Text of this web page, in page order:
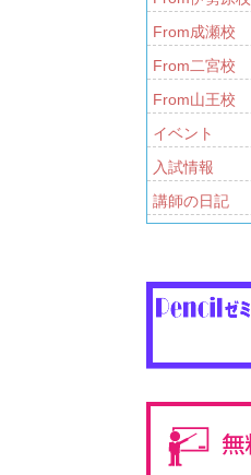
From成瀬校
From二宮校
From山王校
イベント
入試情報
講師の日記